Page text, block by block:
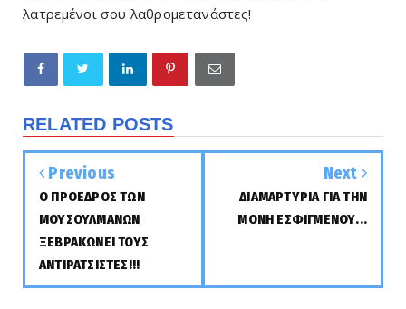
λατρεμένοι σου λαθρομετανάστες!
RELATED POSTS
Previous
Ο ΠΡΟΕΔΡΟΣ ΤΩΝ
ΜΟΥΣΟΥΛΜΑΝΩΝ
ΞΕΒΡΑΚΩΝΕΙ ΤΟΥΣ
ΑΝΤΙΡΑΤΣΙΣΤΕΣ!!!
Next
ΔΙΑΜΑΡΤΥΡΙΑ ΓΙΑ ΤΗΝ
ΜΟΝΗ ΕΣΦΙΓΜΕΝΟΥ...